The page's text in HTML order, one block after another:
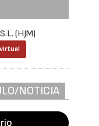
(HJM)
NOTICIA